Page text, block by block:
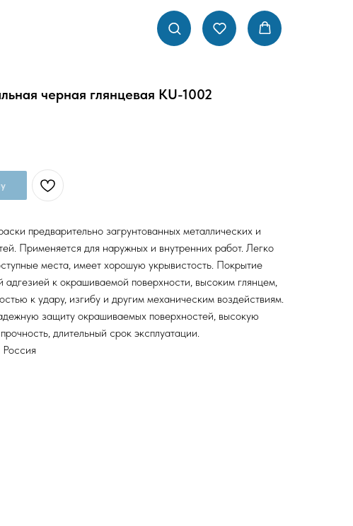
черная глянцевая KU-1002
предварительно загрунтованных металлических и
Применяется для наружных и внутренних работ. Легко
места, имеет хорошую укрывистость. Покрытие
адгезией к окрашиваемой поверхности, высоким глянцем,
к удару, изгибу и другим механическим воздействиям.
защиту окрашиваемых поверхностей, высокую
длительный срок эксплуатации.
Россия